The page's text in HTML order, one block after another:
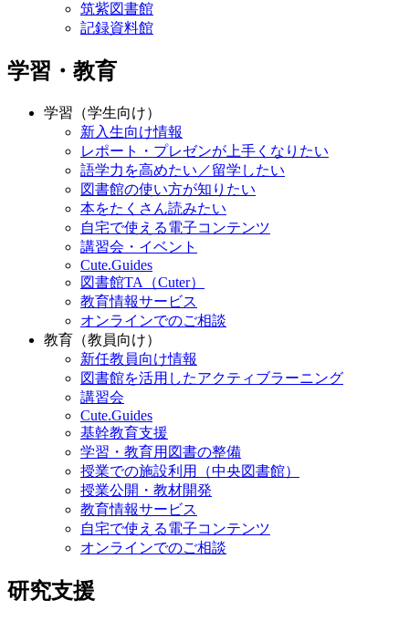
筑紫図書館
記録資料館
学習・教育
学習（学生向け）
新入生向け情報
レポート・プレゼンが上手くなりたい
語学力を高めたい／留学したい
図書館の使い方が知りたい
本をたくさん読みたい
自宅で使える電子コンテンツ
講習会・イベント
Cute.Guides
図書館TA（Cuter）
教育情報サービス
オンラインでのご相談
教育（教員向け）
新任教員向け情報
図書館を活用したアクティブラーニング
講習会
Cute.Guides
基幹教育支援
学習・教育用図書の整備
授業での施設利用（中央図書館）
授業公開・教材開発
教育情報サービス
自宅で使える電子コンテンツ
オンラインでのご相談
研究支援